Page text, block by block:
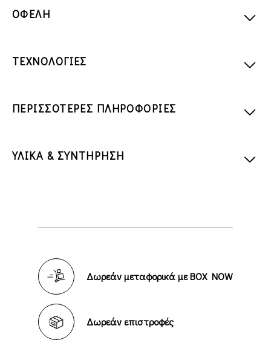
ΟΦΕΛΗ
ΤΕΧΝΟΛΟΓΙΕΣ
ΠΕΡΙΣΣΟΤΕΡΕΣ ΠΛΗΡΟΦΟΡΙΕΣ
ΥΛΙΚΑ & ΣΥΝΤΗΡΗΣΗ
Δωρεάν μεταφορικά με BOX NOW
Δωρεάν επιστροφές